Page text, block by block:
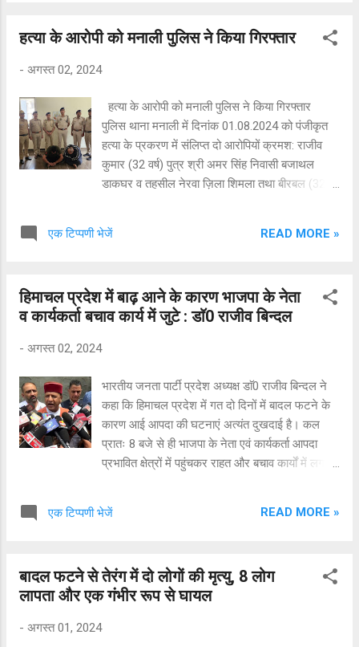
लेकिन मनाली पुलिस अपनी लापरवाही को छुपाने के लिए
मामला संदिग्ध बना हुआ है| 13 अगस्त को दोपहर बाद
कुल्लू पुलिस ने इस मामले में प्रेस कॉन्फ्रेंस की और एसपी
कुल्लू गोकुलचंद्रन कार्तिकेयन ने केवल इतना बताया कि
युवती के 2 दोस्तों को अरेस्ट किया गया है | वहीं, युवती
होटल में भी रुकी थी | उन्होंने कई सवालों के जवाब नहीं
दिए. उधर, अब तक युवती की मौत के कारणों का पता नहीं
हत्या के आरोपी को मनाली पुलिस ने किया गिरफ्तार
- अगस्त 02, 2024
हत्या के आरोपी को मनाली पुलिस ने किया गिरफ्तार
पुलिस थाना मनाली में दिनांक 01.08.2024 को पंजीकृत
हत्या के प्रकरण में संलिप्त दो आरोपियों क्रमश: राजीव
कुमार (32 वर्ष) पुत्र श्री अमर सिंह निवासी बजाथल
डाकघर व तहसील नेरवा ज़िला शिमला तथा बीरबल (32
हुए 24 घंटे के भीतर आज दिनांक 02.08.2024 को
देने में शामिल अन्य आरोपियों का पता लगाने के लिए
भरसक प्रयास जारी है।
एक टिप्पणी भेजें READ MORE »
हिमाचल प्रदेश में बाढ़ आने के कारण भाजपा के नेता
व कार्यकर्ता बचाव कार्य में जुटे : डाॅ0 राजीव बिन्दल
- अगस्त 02, 2024
भारतीय जनता पार्टी प्रदेश अध्यक्ष डाॅ0 राजीव बिन्दल ने
कहा कि हिमाचल प्रदेश में गत दो दिनों में बादल फटने के
कारण आई आपदा की घटनाएं अत्यंत दुखदाई है। कल
प्रातः 8 बजे से ही भाजपा के नेता एवं कार्यकर्ता आपदा
प्रभावित क्षेत्रों में पहुंचकर राहत और बचाव कार्यों में लग
विधायक पूर्ण चंद ठाकुर तुरंत ही पैदल चलकर अपनी टीम
हो चुके हैं, शेष 8 लोगों के लिए राहत कार्य जारी है। पूर्व
मंत्री गोविन्द ठाकुर अपनी टीम के साथ मनाली से लेकर
एक टिप्पणी भेजें READ MORE »
बादल फटने से तेरंग में दो लोगों की मृत्यु, 8 लोग
लापता और एक गंभीर रूप से घायल
- अगस्त 01, 2024